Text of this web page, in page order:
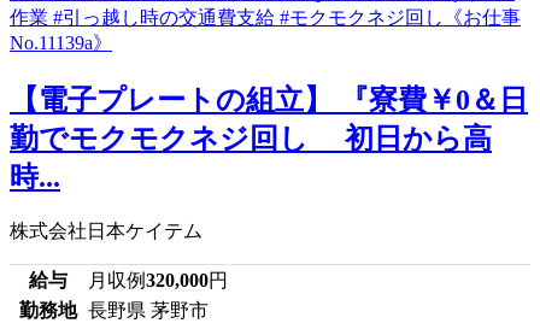
【電子プレートの組立】 『寮費￥0＆日
勤でモクモクネジ回し 初日から高
時...
株式会社日本ケイテム
給与 月収例320,000円
勤務地 長野県 茅野市